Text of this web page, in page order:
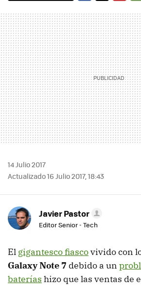
14 Julio 2017
Actualizado 16 Julio 2017, 18:43
Javier Pastor
Editor Senior - Tech
El gigantesco fiascovivido con
Galaxy Note 7 debido a un
baterías hizo que las ventas de